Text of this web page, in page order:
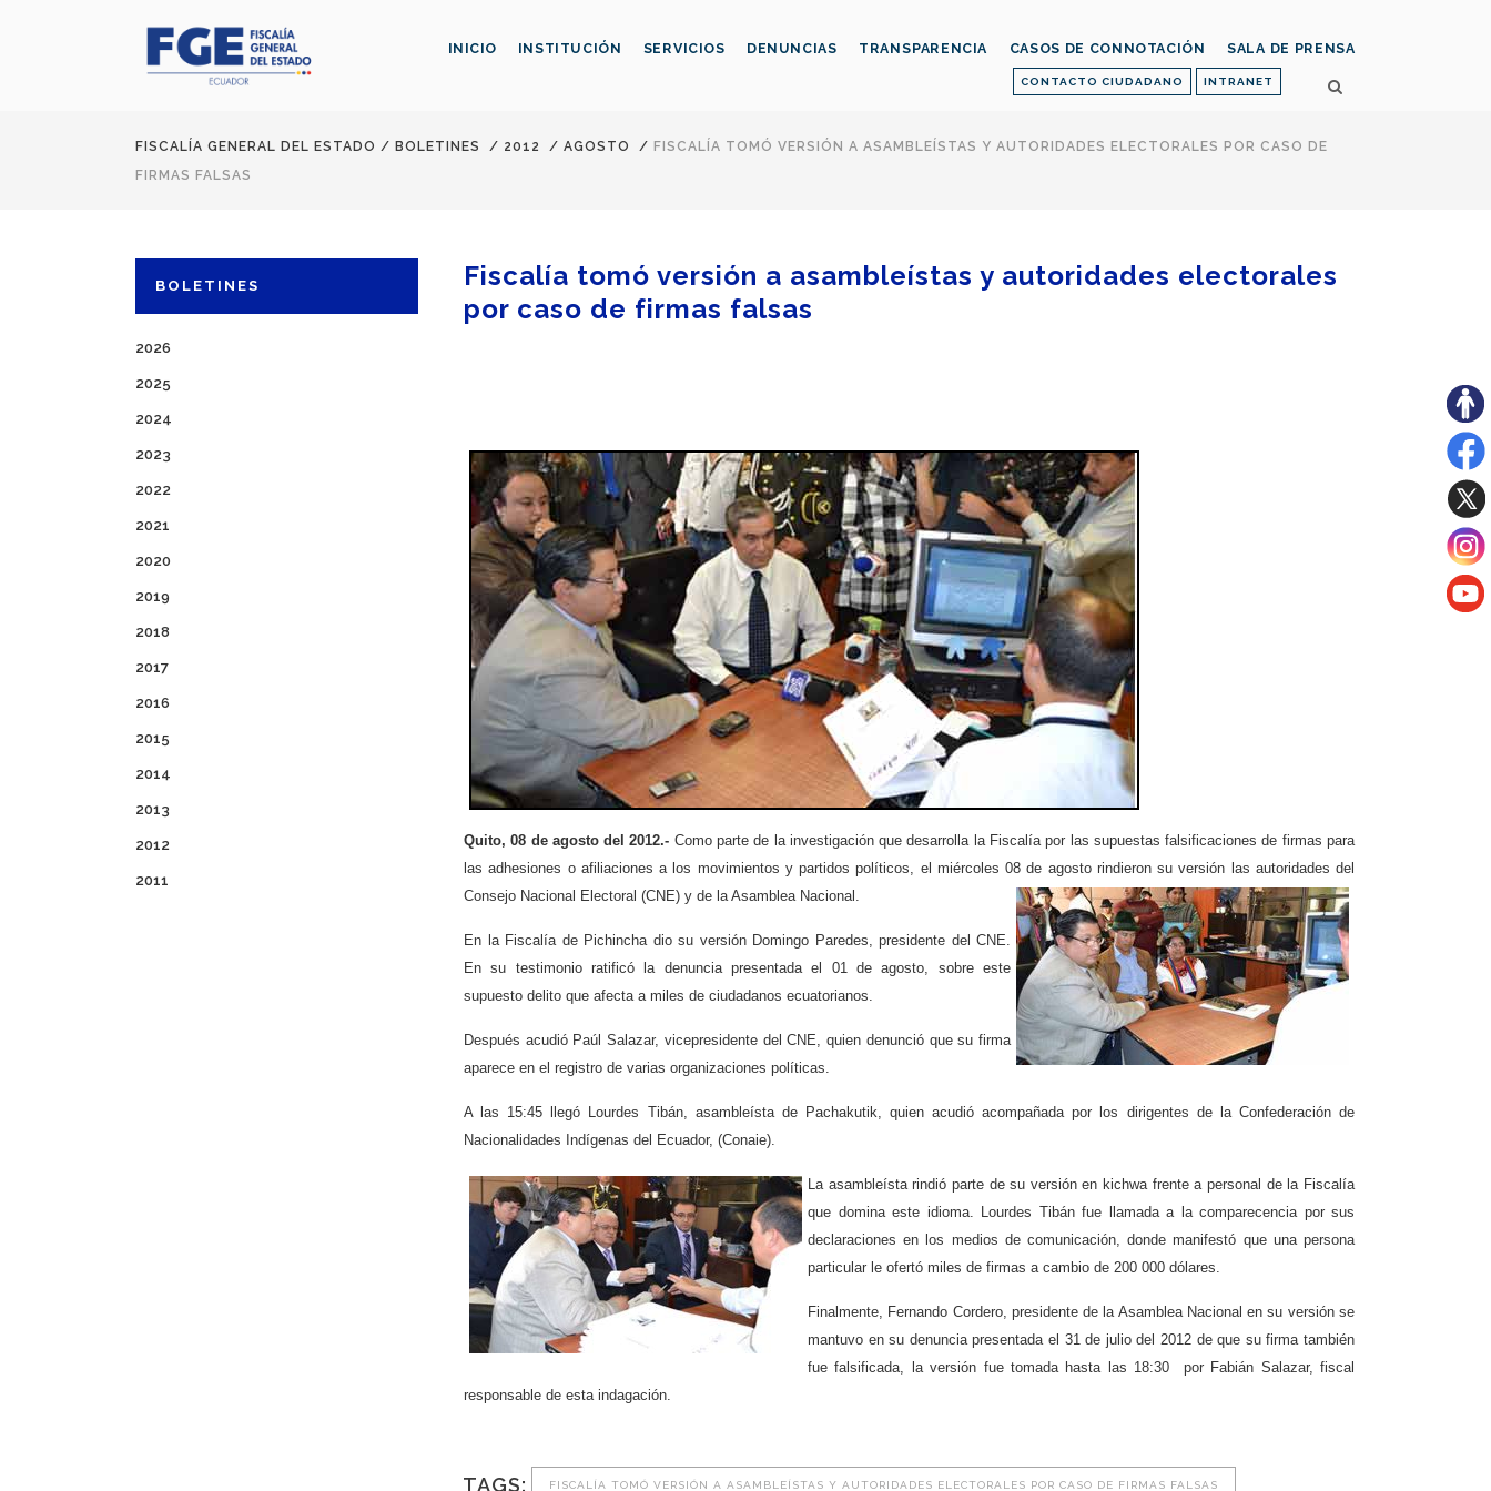
CONTACTO CIUDADANO INTRANET
INICIO INSTITUCIÓN SERVICIOS DENUNCIAS TRANSPARENCIA CASOS DE CONNOTACIÓN SALA DE PRENSA
FISCALÍA GENERAL DEL ESTADO / BOLETINES / 2012 / AGOSTO / FISCALÍA TOMÓ VERSIÓN A ASAMBLEÍSTAS Y AUTORIDADES ELECTORALES POR CASO DE
FIRMAS FALSAS
BOLETINES
2026
2025
2024
2023
2022
2021
2020
2019
2018
2017
2016
2015
2014
2013
2012
2011
Fiscalía tomó versión a asambleístas y autoridades electorales
por caso de firmas falsas
Quito, 08 de agosto del 2012.- Como parte de la investigación que desarrolla la Fiscalía por las supuestas falsificaciones de firmas para
las adhesiones o afiliaciones a los movimientos y partidos políticos, el miércoles 08 de agosto rindieron su versión las autoridades del
Consejo Nacional Electoral (CNE) y de la Asamblea Nacional.
En la Fiscalía de Pichincha dio su versión Domingo Paredes, presidente del CNE.
En su testimonio ratificó la denuncia presentada el 01 de agosto, sobre este
supuesto delito que afecta a miles de ciudadanos ecuatorianos.
Después acudió Paúl Salazar, vicepresidente del CNE, quien denunció que su firma
aparece en el registro de varias organizaciones políticas.
A las 15:45 llegó Lourdes Tibán, asambleísta de Pachakutik, quien acudió acompañada por los dirigentes de la Confederación de
Nacionalidades Indígenas del Ecuador, (Conaie).
La asambleísta rindió parte de su versión en kichwa frente a personal de la Fiscalía
que domina este idioma. Lourdes Tibán fue llamada a la comparecencia por sus
declaraciones en los medios de comunicación, donde manifestó que una persona
particular le ofertó miles de firmas a cambio de 200 000 dólares.
Finalmente, Fernando Cordero, presidente de la Asamblea Nacional en su versión se
mantuvo en su denuncia presentada el 31 de julio del 2012 de que su firma también
fue falsificada, la versión fue tomada hasta las 18:30 por Fabián Salazar, fiscal
responsable de esta indagación.
TAGS: FISCALÍA TOMÓ VERSIÓN A ASAMBLEÍSTAS Y AUTORIDADES ELECTORALES POR CASO DE FIRMAS FALSAS